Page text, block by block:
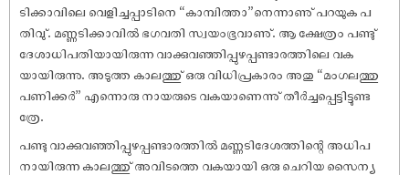
ടിക്കാവിലെ വെളിച്ചപ്പാടിനെ “കാമ്പിത്താ”നെന്നാണു് പറയുക പ
തിവു്. മണ്ണടിക്കാവിൽ ഭഗവതി സ്വയംഭൂവാണു്. ആ ക്ഷേത്രം പണ്ടു്
ദേശാധിപതിയായിരുന്ന വാക്കുവഞ്ഞിപ്പുഴപ്പണ്ടാരത്തിലെ വക
യായിരുന്നു. അടുത്ത കാലത്തു് ഒരു വിധിപ്രകാരം അതു “മംഗലത്തു
പണിക്കർ” എന്നൊരു നായരുടെ വകയാണെന്നു് തീർച്ചപ്പെട്ടിട്ടുണ്ട
ത്രേ.
പണ്ടു വാക്കുവഞ്ഞിപ്പുഴപ്പണ്ടാരത്തിൽ മണ്ണടിദേശത്തിന്റെ അധിപ
നായിരുന്ന കാലത്തു് അവിടത്തെ വകയായി ഒരു ചെറിയ സൈന്യ